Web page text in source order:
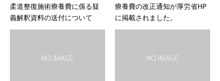
柔道整復施術療養費に係る疑
義解釈資料の送付について
療養費の改正通知が厚労省HP
に掲載されました。